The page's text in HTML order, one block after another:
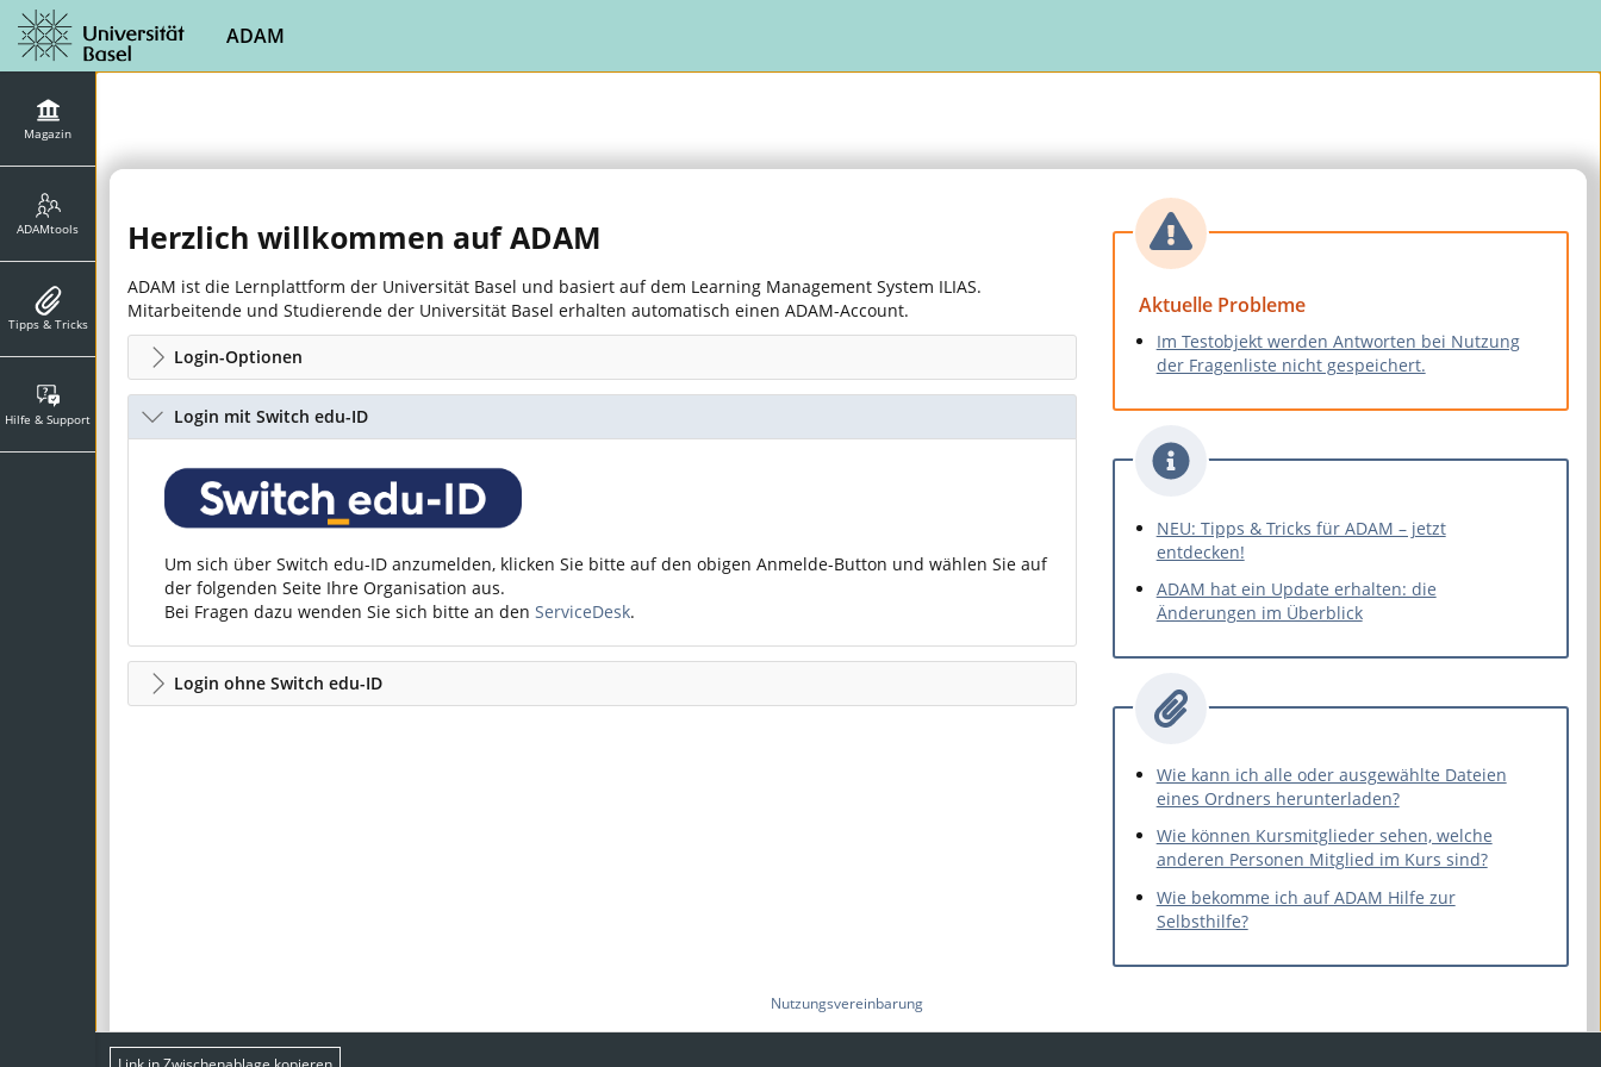
ADAM
Magazin
ADAMtools
Tipps & Tricks
Hilfe & Support
Herzlich willkommen auf ADAM
ADAM ist die Lernplattform der Universität Basel und basiert auf dem Learning Management System ILIAS.
Mitarbeitende und Studierende der Universität Basel erhalten automatisch einen ADAM-Account.
Login-Optionen
Login mit Switch edu-ID
Um sich über Switch edu-ID anzumelden, klicken Sie bitte auf den obigen Anmelde-Button und wählen Sie auf
der folgenden Seite Ihre Organisation aus.
Bei Fragen dazu wenden Sie sich bitte an den ServiceDesk.
Login ohne Switch edu-ID
Aktuelle Probleme
Im Testobjekt werden Antworten bei Nutzung
der Fragenliste nicht gespeichert.
NEU: Tipps & Tricks für ADAM – jetzt
entdecken!
ADAM hat ein Update erhalten: die
Änderungen im Überblick
Wie kann ich alle oder ausgewählte Dateien
eines Ordners herunterladen?
Wie können Kursmitglieder sehen, welche
anderen Personen Mitglied im Kurs sind?
Wie bekomme ich auf ADAM Hilfe zur
Selbsthilfe?
Nutzungsvereinbarung